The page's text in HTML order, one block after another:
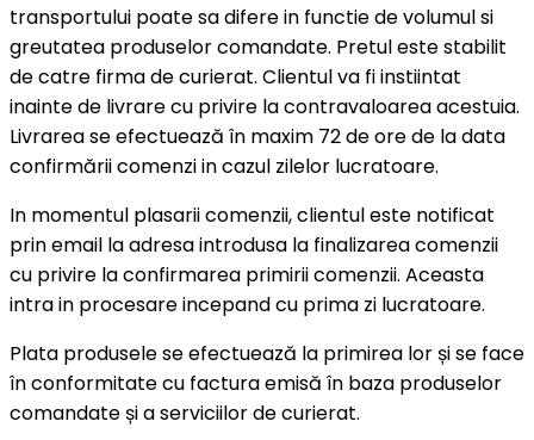
transportului poate sa difere in functie de volumul si
greutatea produselor comandate. Pretul este stabilit
de catre firma de curierat. Clientul va fi instiintat
inainte de livrare cu privire la contravaloarea acestuia.
Livrarea se efectuează în maxim 72 de ore de la data
confirmării comenzi in cazul zilelor lucratoare.
In momentul plasarii comenzii, clientul este notificat
prin email la adresa introdusa la finalizarea comenzii
cu privire la confirmarea primirii comenzii. Aceasta
intra in procesare incepand cu prima zi lucratoare.
Plata produsele se efectuează la primirea lor și se face
în conformitate cu factura emisă în baza produselor
comandate și a serviciilor de curierat.